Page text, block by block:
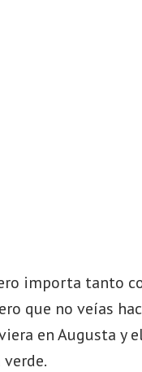
importa tanto
que no veías
en Augusta y